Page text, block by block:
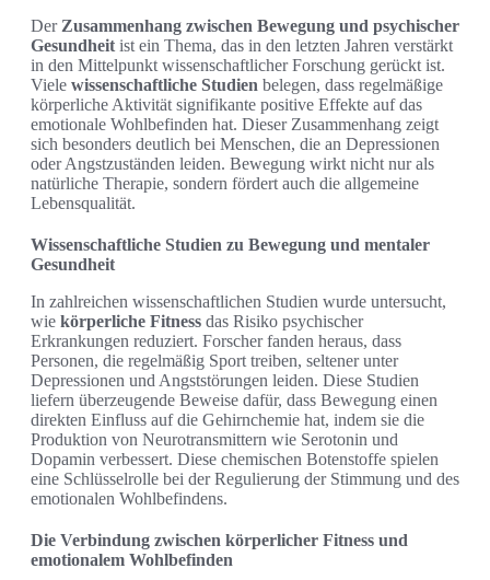
Der Zusammenhang zwischen Bewegung und psychischer
Gesundheit ist ein Thema, das in den letzten Jahren verstärkt
in den Mittelpunkt wissenschaftlicher Forschung gerückt ist.
Viele wissenschaftliche Studien belegen, dass regelmäßige
körperliche Aktivität signifikante positive Effekte auf das
emotionale Wohlbefinden hat. Dieser Zusammenhang zeigt
sich besonders deutlich bei Menschen, die an Depressionen
oder Angstzuständen leiden. Bewegung wirkt nicht nur als
natürliche Therapie, sondern fördert auch die allgemeine
Lebensqualität.
Wissenschaftliche Studien zu Bewegung und mentaler
Gesundheit
In zahlreichen wissenschaftlichen Studien wurde untersucht,
wie körperliche Fitness das Risiko psychischer
Erkrankungen reduziert. Forscher fanden heraus, dass
Personen, die regelmäßig Sport treiben, seltener unter
Depressionen und Angststörungen leiden. Diese Studien
liefern überzeugende Beweise dafür, dass Bewegung einen
direkten Einfluss auf die Gehirnchemie hat, indem sie die
Produktion von Neurotransmittern wie Serotonin und
Dopamin verbessert. Diese chemischen Botenstoffe spielen
eine Schlüsselrolle bei der Regulierung der Stimmung und des
emotionalen Wohlbefindens.
Die Verbindung zwischen körperlicher Fitness und
emotionalem Wohlbefinden